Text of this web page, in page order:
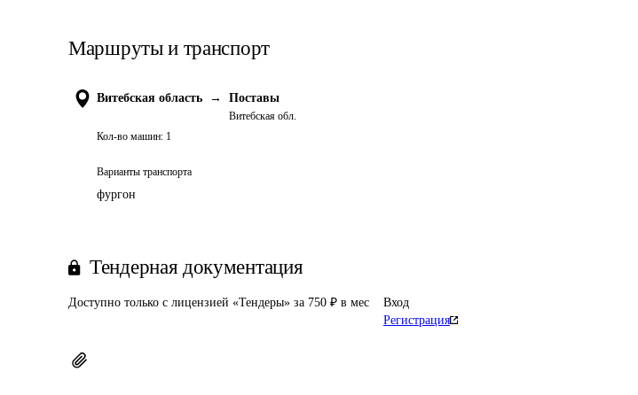
Маршруты и транспорт
Витебская область → Поставы
Витебская обл.
Кол-во машин: 1
Варианты транспорта
фургон
Тендерная документация
Доступно только с лицензией «Тендеры» за 750 ₽ в мес
Вход
Регистрация